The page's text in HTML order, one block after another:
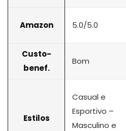
Amazon 5.0/5.0
Custo-
benef.
Bom
Estilos
Casual e
Esportivo –
Masculino e